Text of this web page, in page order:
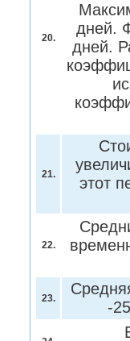
20.
дней.
дней.
21.
этот
22.
23.
-